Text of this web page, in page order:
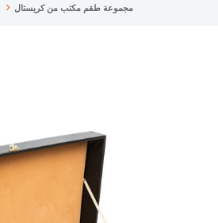
مجموعة طقم مكتب من كريستال